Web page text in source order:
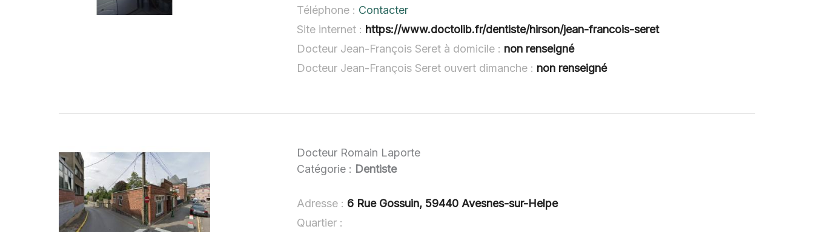
Téléphone : Contacter
Site internet : https://www.doctolib.fr/dentiste/hirson/jean-francois-seret
Docteur Jean-François Seret à domicile : non renseigné
Docteur Jean-François Seret ouvert dimanche : non renseigné
Docteur Romain Laporte
Catégorie : Dentiste
Adresse : 6 Rue Gossuin, 59440 Avesnes-sur-Helpe
Quartier :